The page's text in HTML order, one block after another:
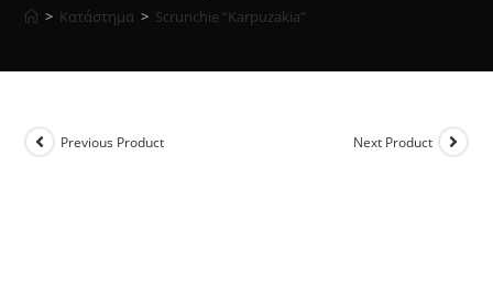
> Κατάστημα > Scrunchie “Karpuzakia”
Previous Product Next Product